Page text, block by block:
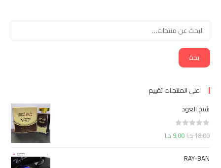
بحث
اعلى المنتجات تقييم
شيخ العود
18.00د.ا9.00 د.ا
RAY-BAN